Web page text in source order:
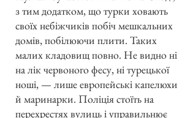
з тим додатком, що турки ховають
своїх небіжчиків побіч мешкальних
домів, побілюючи плити. Таких
малих кладовищ повно. Не видно ні
на лік червоного фесу, ні турецької
ноші, — лише европейські капелюхи
й маринарки. Поліція стоїть на
перехрестях вулиць і управильнює